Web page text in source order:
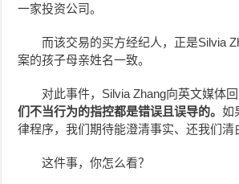
一家投资公司。
而该交易的买方经纪人，正是Silvia
案的孩子母亲姓名一致。
对此事件，Silvia Zhang向英文媒体
们不当行为的指控都是错误且误导的。如
律程序，我们期待能澄清事实、还我们清
这件事，你怎么看？